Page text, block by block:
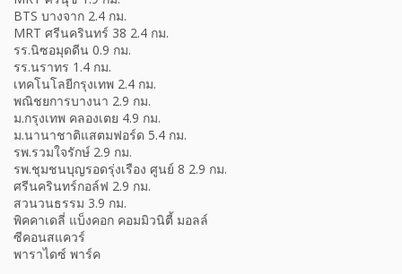
BTS บางจาก 2.4 กม.
MRT ศรีนครินทร์ 38 2.4 กม.
รร.นิซอมุดดีน 0.9 กม.
รร.นราทร 1.4 กม.
เทคโนโลยีกรุงเทพ 2.4 กม.
พณิชยการบางนา 2.9 กม.
ม.กรุงเทพ คลองเตย 4.9 กม.
ม.นานาชาติแสตมฟอร์ด 5.4 กม.
รพ.รวมใจรักษ์ 2.9 กม.
รพ.ชุมชนบุญรอดรุ่งเรือง ศูนย์ 8 2.9 กม.
ศรีนครินทร์กอล์ฟ 2.9 กม.
สวนวนธรรม 3.9 กม.
พิคคาเดลี่ แบ็งคอก คอมมิวนิตี้ มอลล์
ซีคอนสแควร์
พาราไดซ์ พาร์ค